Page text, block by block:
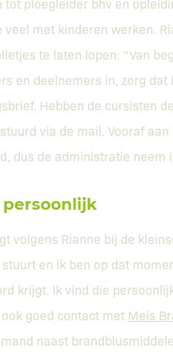
tot ploegleider bhv en
veel met kinderen werken.
te laten lopen: “Van
en deelnemers in, zorg
Hebben de cursisten
via de mail. Vooraf
dus de administratie neem
persoonlijk
volgens Rianne bij de
en ik ben op dat
krijgt. Ik vind die
goed contact met Meis
naast